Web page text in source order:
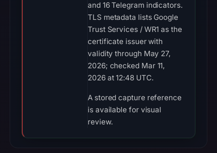
and 16 Telegram indicators.
TLS metadata lists Google
Trust Services / WR1 as the
certificate issuer with
validity through May 27,
2026; checked Mar 11,
2026 at 12:48 UTC.
A stored capture reference
is available for visual
review.